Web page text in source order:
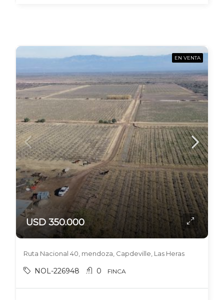
EN VENTA
USD 350.000
Ruta Nacional 40, mendoza, Capdeville, Las Heras
NOL-226948 0 FINCA